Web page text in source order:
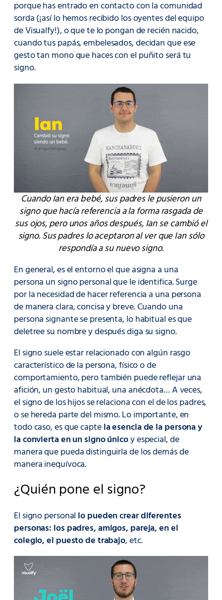
porque has entrado en contacto con la comunidad
sorda (¡así lo hemos recibido los oyentes del equipo
de Visualfy!), o que te lo pongan de recién nacido,
cuando tus papás, embelesados, decidan que ese
gesto tan mono que haces con el puñito será tu
signo.
Cuando Ian era bebé, sus padres le pusieron un
signo que hacía referencia a la forma rasgada de
sus ojos, pero unos años después, Ian se cambió el
signo. Sus padres lo aceptaron al ver que Ian sólo
respondía a su nuevo signo.
En general, es el entorno el que asigna a una
persona un signo personal que le identifica. Surge
por la necesidad de hacer referencia a una persona
de manera clara, concisa y breve. Cuando una
persona signante se presenta, lo habitual es que
deletree su nombre y después diga su signo.
El signo suele estar relacionado con algún rasgo
característico de la persona, físico o de
comportamiento, pero también puede reflejar una
afición, un gesto habitual, una anécdota… A veces,
el signo de los hijos se relaciona con el de los padres,
o se hereda parte del mismo. Lo importante, en
todo caso, es que captela esencia de la persona y
la convierta en un signo únicoy especial, de
manera que pueda distinguirla de los demás de
manera inequívoca.
¿Quién pone el signo?
El signo personal lo pueden crear diferentes
personas: los padres, amigos, pareja, en el
colegio, el puesto de trabajo, etc.